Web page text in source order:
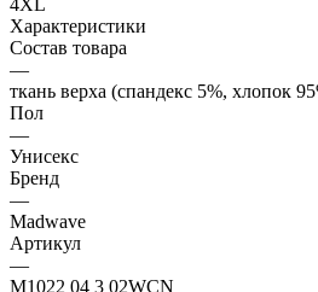
Характеристики
Состав товара
—
ткань верха (спандекс 5%, хлопок
Пол
—
Унисекс
Бренд
—
Madwave
Артикул
—
M1022 04 3 02WCN